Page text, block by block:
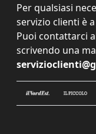
Per qualsiasi
servizio clienti è
Puoi contattarci
scrivendo una